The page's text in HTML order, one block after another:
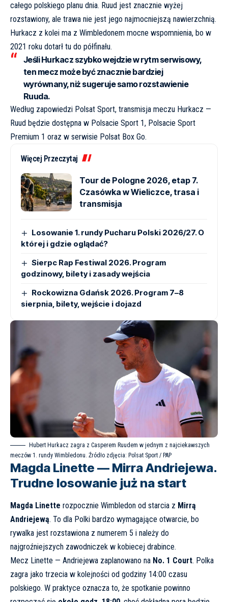
całego polskiego planu dnia. Ruud jest znacznie wyżej
rozstawiony, ale trawa nie jest jego najmocniejszą nawierzchnią.
Hurkacz z kolei ma z Wimbledonem mocne wspomnienia, bo w
2021 roku dotarł tu do półfinału.
Jeśli Hurkacz szybko wejdzie w rytm serwisowy,
ten mecz może być znacznie bardziej
wyrównany, niż sugeruje samo rozstawienie
Ruuda.
Według zapowiedzi Polsat Sport, transmisja meczu Hurkacz —
Ruud będzie dostępna w Polsacie Sport 1, Polsacie Sport
Premium 1 oraz w serwisie Polsat Box Go.
Więcej Przeczytaj
Tour de Pologne 2026, etap 7.
Czasówka w Wieliczce, trasa i
transmisja
Losowanie 1. rundy Pucharu Polski 2026/27. O
której i gdzie oglądać?
Sierpc Rap Festiwal 2026. Program
godzinowy, bilety i zasady wejścia
Rockowizna Gdańsk 2026. Program 7–8
sierpnia, bilety, wejście i dojazd
Hubert Hurkacz zagra z Casperem Ruudem w jednym z najciekawszych
meczów 1. rundy Wimbledonu. Źródło zdjęcia: Polsat Sport / PAP
Magda Linette — Mirra Andriejewa.
Trudne losowanie już na start
Magda Linette rozpocznie Wimbledon od starcia z Mirrą
Andriejewą. To dla Polki bardzo wymagające otwarcie, bo
rywalka jest rozstawiona z numerem 5 i należy do
najgroźniejszych zawodniczek w kobiecej drabince.
Mecz Linette — Andriejewa zaplanowano na No. 1 Court. Polka
zagra jako trzecia w kolejności od godziny 14:00 czasu
polskiego. W praktyce oznacza to, że spotkanie powinno